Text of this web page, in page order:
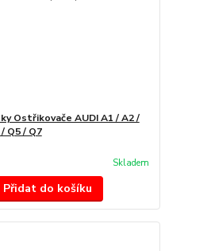
Ostřikovače AUDI A1 / A2 /
Q5 / Q7
Skladem
Přidat do košíku